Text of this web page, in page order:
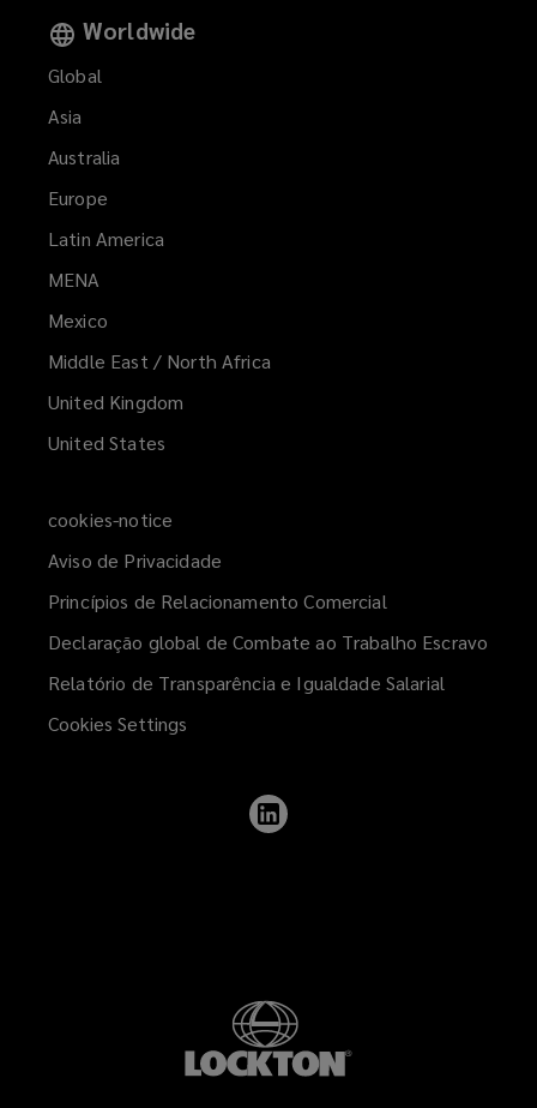
Worldwide
Global
Asia
Australia
Europe
Latin America
MENA
new
window)
Mexico
Middle East / North Africa
United Kingdom
United States
cookies-notice
Aviso de Privacidade
Princípios de Relacionamento Comercial
Declaração global de Combate ao Trabalho Escravo
Relatório de Transparência e Igualdade Salarial
Cookies Settings